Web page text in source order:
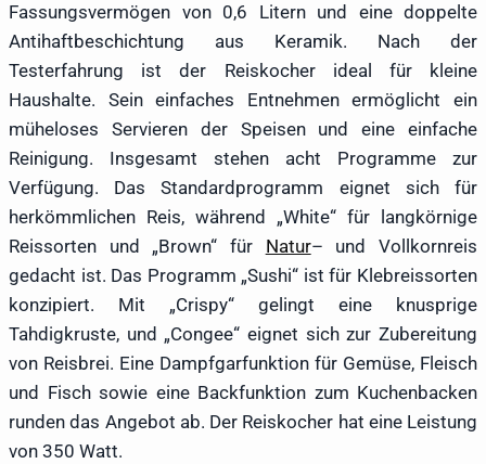
Fassungsvermögen von 0,6 Litern und eine doppelte
Antihaftbeschichtung aus Keramik. Nach der
Testerfahrung ist der Reiskocher ideal für kleine
Haushalte. Sein einfaches Entnehmen ermöglicht ein
müheloses Servieren der Speisen und eine einfache
Reinigung. Insgesamt stehen acht Programme zur
Verfügung. Das Standardprogramm eignet sich für
herkömmlichen Reis, während „White“ für langkörnige
Reissorten und „Brown“ für Natur– und Vollkornreis
gedacht ist. Das Programm „Sushi“ ist für Klebreissorten
konzipiert. Mit „Crispy“ gelingt eine knusprige
Tahdigkruste, und „Congee“ eignet sich zur Zubereitung
von Reisbrei. Eine Dampfgarfunktion für Gemüse, Fleisch
und Fisch sowie eine Backfunktion zum Kuchenbacken
runden das Angebot ab. Der Reiskocher hat eine Leistung
von 350 Watt.